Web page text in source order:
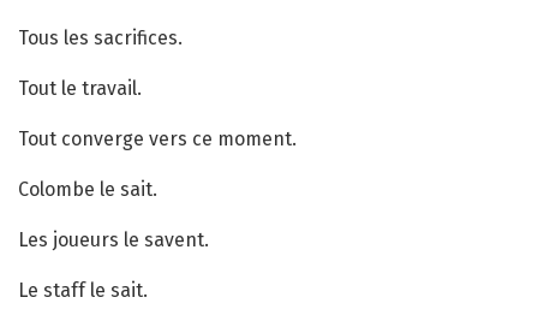
Tous les sacrifices.
Tout le travail.
Tout converge vers ce moment.
Colombe le sait.
Les joueurs le savent.
Le staff le sait.